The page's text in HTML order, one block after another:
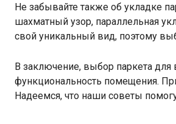
Не забывайте также об укладке
шахматный узор, параллельная
свой уникальный вид, поэтому
В заключение, выбор паркета
функциональность помещения.
Надеемся, что наши советы